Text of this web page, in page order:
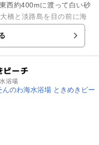
橋と淡路島を目の前に海
ビーチ
浴場